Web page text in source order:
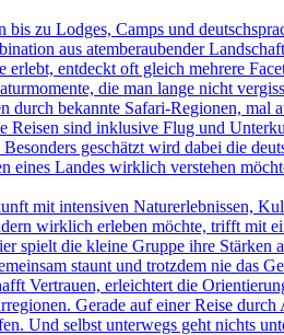
zu Lodges, Camps und
aus atemberaubender
entdeckt oft gleich mehrere
die man lange nicht
bekannte Safari-Regionen, mal
Reisen sind inklusive Flug und
geschätzt wird dabei die
Landes wirklich verstehen
mit intensiven Naturerlebnissen,
wirklich erleben möchte, trifft mit
spielt die kleine Gruppe ihre
staunt und trotzdem nie das
Vertrauen, erleichtert die
Gerade auf einer Reise
Und selbst unterwegs geht nichts